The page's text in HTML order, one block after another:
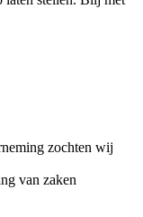
zochten wij
van zaken